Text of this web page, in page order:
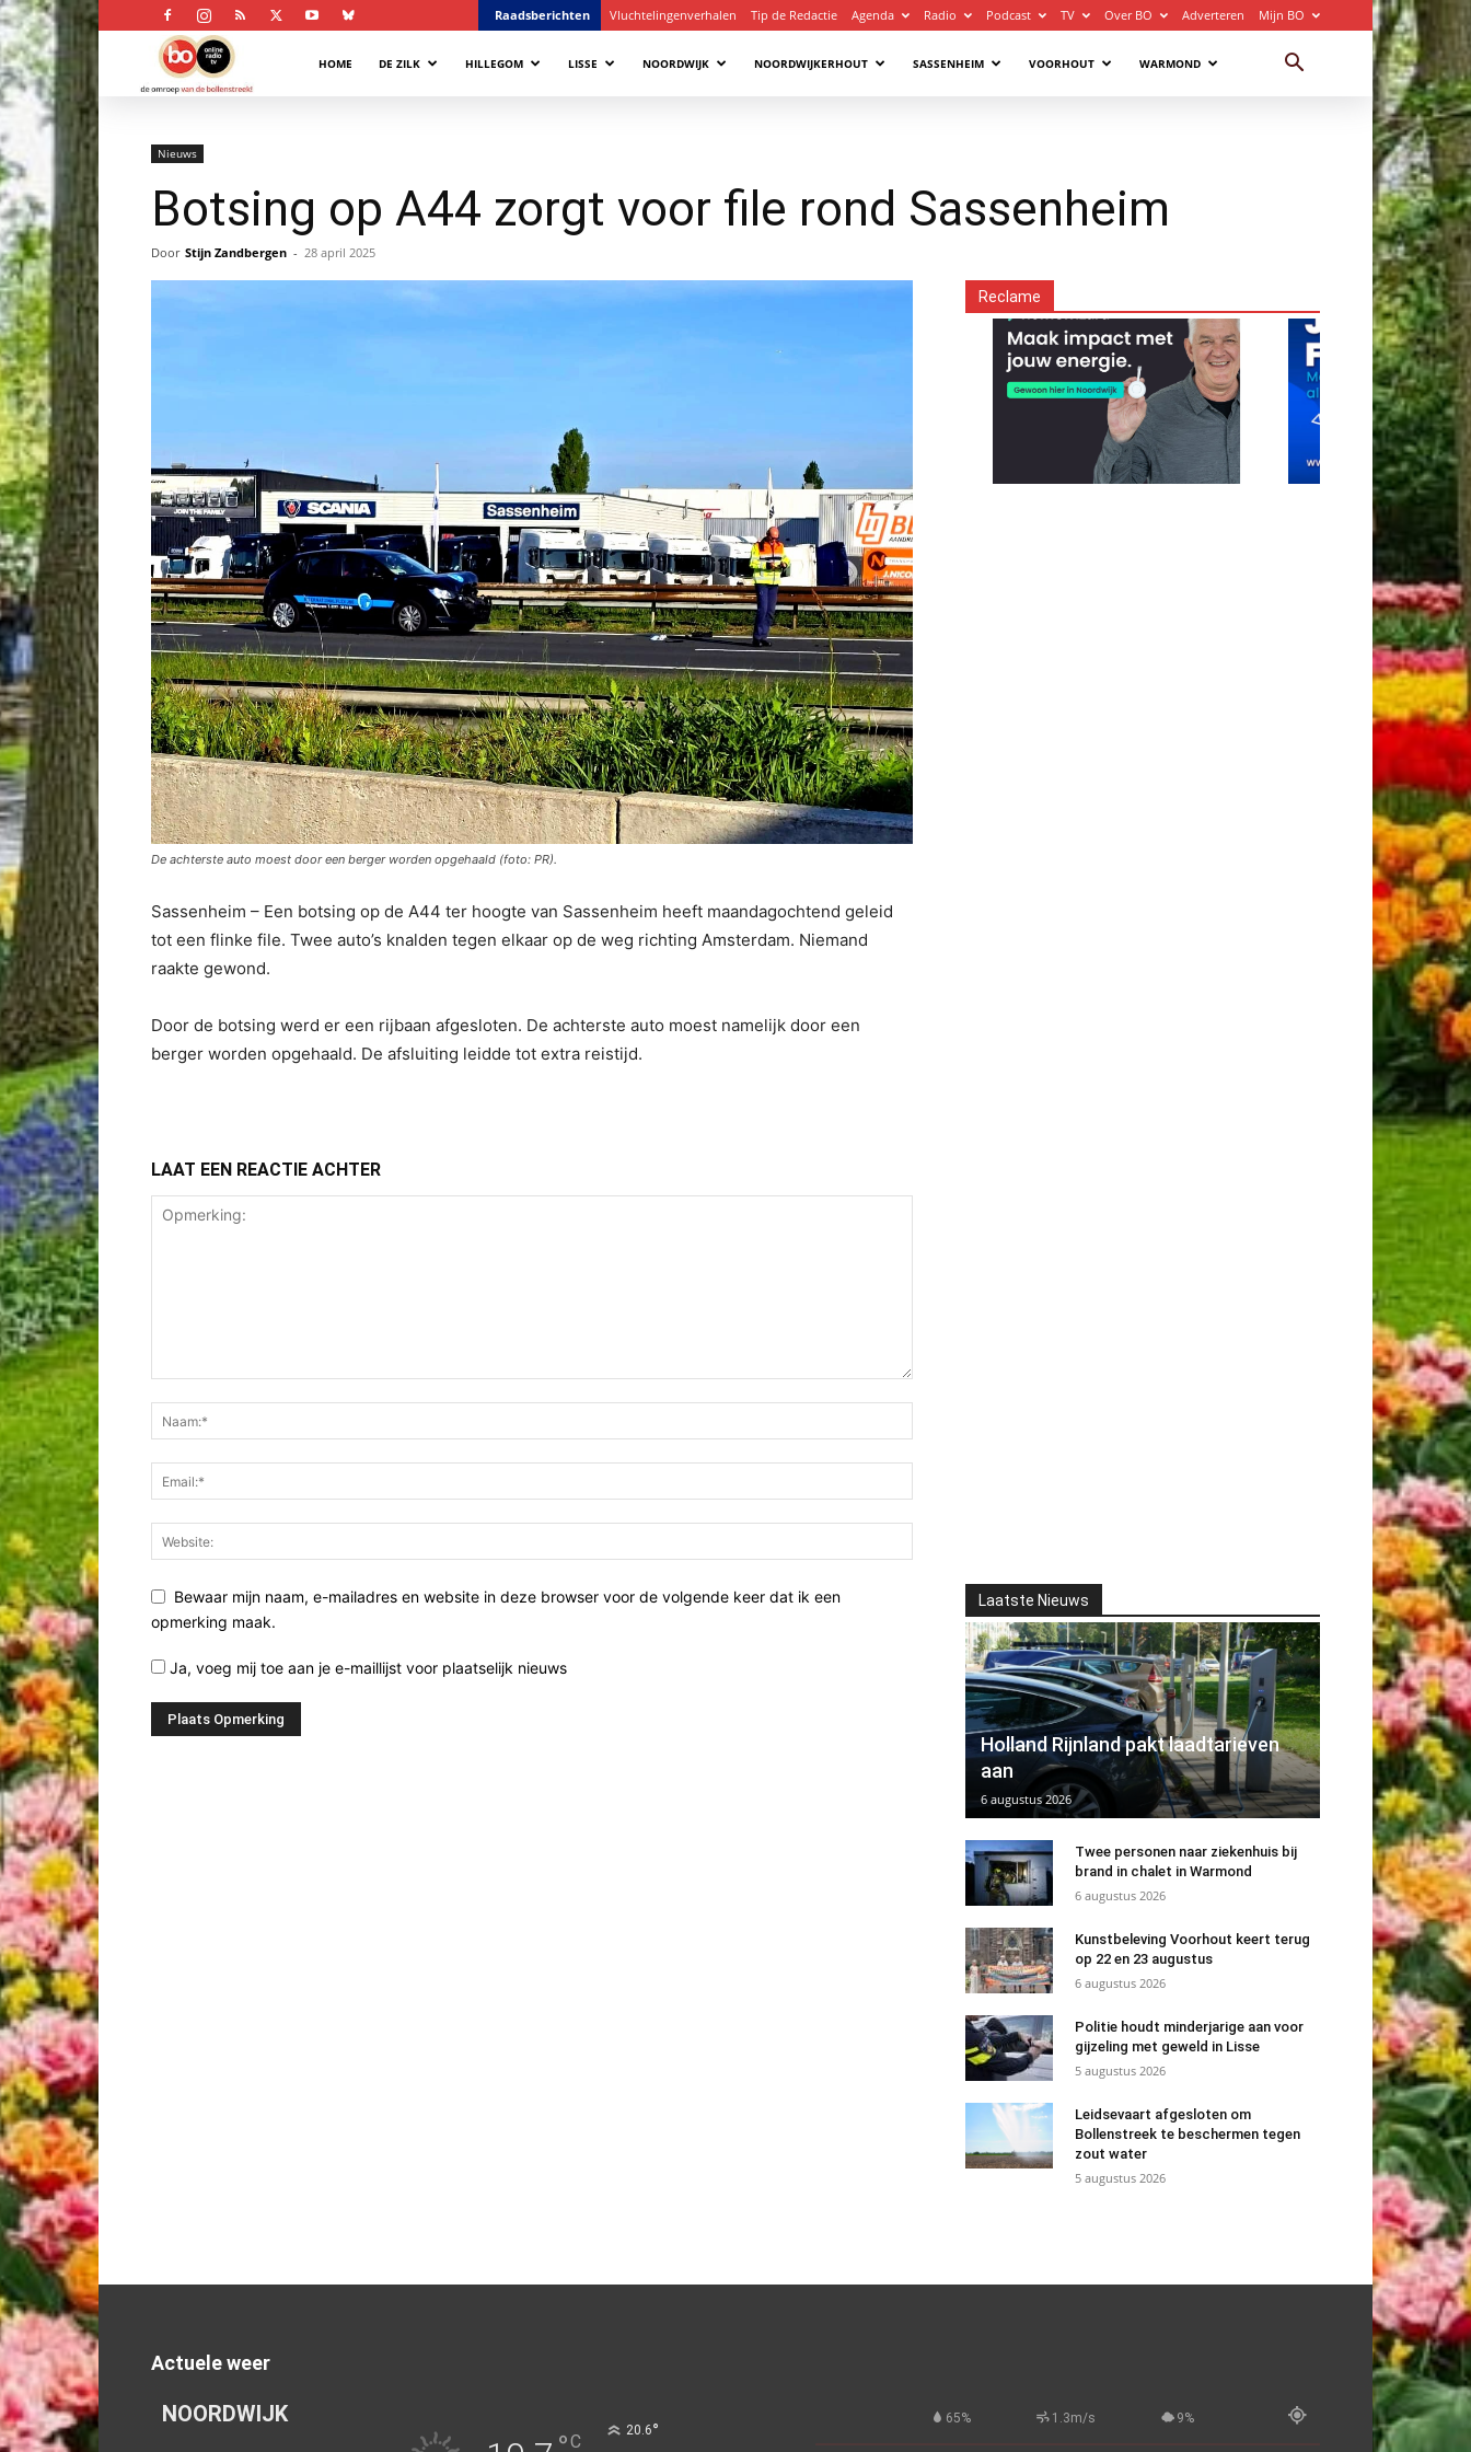
Raadsberichten Vluchtelingenverhalen Tip de Redactie Agenda Radio Podcast TV Over BO Adverteren Mijn BO
Bollenstreek
HOME DE ZILK HILLEGOM LISSE NOORDWIJK NOORDWIJKERHOUT SASSENHEIM VOORHOUT WARMOND
Nieuws
Botsing op A44 zorgt voor file rond Sassenheim
Door Stijn Zandbergen - 28 april 2025
De achterste auto moest door een berger worden opgehaald (foto: PR).
Sassenheim – Een botsing op de A44 ter hoogte van Sassenheim heeft maandagochtend geleid
tot een flinke file. Twee auto’s knalden tegen elkaar op de weg richting Amsterdam. Niemand
raakte gewond.
Door de botsing werd er een rijbaan afgesloten. De achterste auto moest namelijk door een
berger worden opgehaald. De afsluiting leidde tot extra reistijd.
LAAT EEN REACTIE ACHTER
Bewaar mijn naam, e-mailadres en website in deze browser voor de volgende keer dat ik een
opmerking maak.
Ja, voeg mij toe aan je e-maillijst voor plaatselijk nieuws
Reclame
Laatste Nieuws
Holland Rijnland pakt laadtarieven
aan
6 augustus 2026
Twee personen naar ziekenhuis bij
brand in chalet in Warmond
6 augustus 2026
Kunstbeleving Voorhout keert terug
op 22 en 23 augustus
6 augustus 2026
Politie houdt minderjarige aan voor
gijzeling met geweld in Lisse
5 augustus 2026
Leidsevaart afgesloten om
Bollenstreek te beschermen tegen
zout water
5 augustus 2026
Actuele weer
NOORDWIJK
C
20.6°
65% 1.3m/s 9%